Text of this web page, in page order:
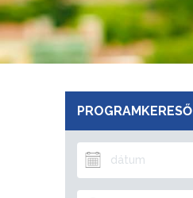
PROGRAMKERESŐ